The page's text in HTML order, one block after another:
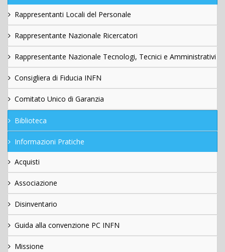
Rappresentanti Locali del Personale
Rappresentante Nazionale Ricercatori
Rappresentante Nazionale Tecnologi, Tecnici e Amministrativi
Consigliera di Fiducia INFN
Comitato Unico di Garanzia
Biblioteca
Informazioni Pratiche
Acquisti
Associazione
Disinventario
Guida alla convenzione PC INFN
Missione